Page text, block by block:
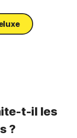
t-il les
?